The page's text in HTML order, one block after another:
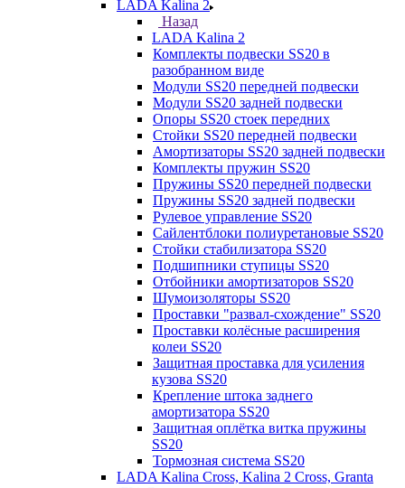
LADA Kalina 2
Назад
LADA Kalina 2
Комплекты подвески SS20 в
разобранном виде
Модули SS20 передней подвески
Модули SS20 задней подвески
Опоры SS20 стоек передних
Стойки SS20 передней подвески
Амортизаторы SS20 задней подвески
Комплекты пружин SS20
Пружины SS20 передней подвески
Пружины SS20 задней подвески
Рулевое управление SS20
Сайлентблоки полиуретановые SS20
Стойки стабилизатора SS20
Подшипники ступицы SS20
Отбойники амортизаторов SS20
Шумоизоляторы SS20
Проставки "развал-схождение" SS20
Проставки колёсные расширения
колеи SS20
Защитная проставка для усиления
кузова SS20
Крепление штока заднего
амортизатора SS20
Защитная оплётка витка пружины
SS20
Тормозная система SS20
LADA Kalina Cross, Kalina 2 Cross, Granta